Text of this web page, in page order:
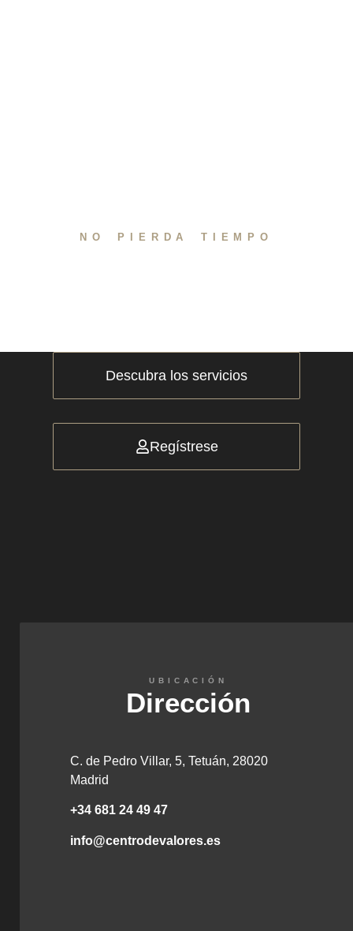
NO PIERDA TIEMPO
Descubra los servicios
Regístrese
UBICACIÓN
Dirección
C. de Pedro Villar, 5, Tetuán, 28020
Madrid
+34 681 24 49 47
info@centrodevalores.es